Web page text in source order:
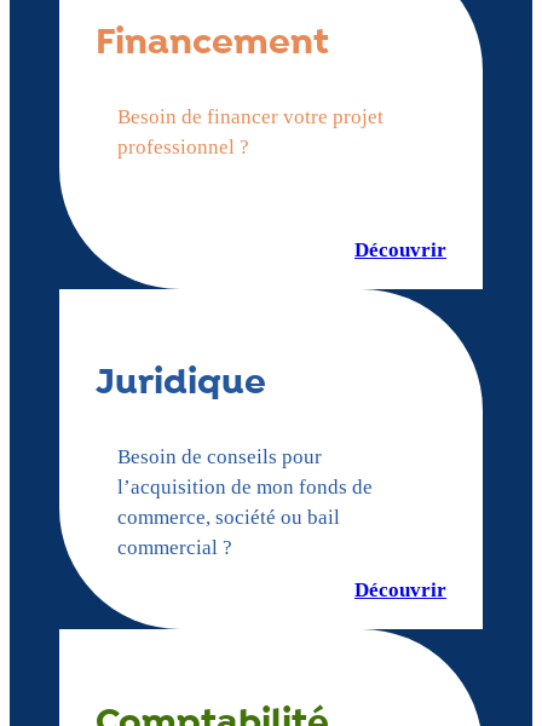
Financement
Besoin de financer votre projet
professionnel ?
Découvrir
Juridique
Besoin de conseils pour
l’acquisition de mon fonds de
commerce, société ou bail
commercial ?
Découvrir